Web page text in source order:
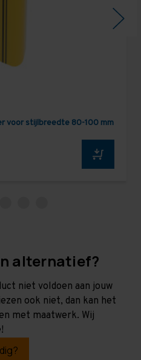
voor stijlbreedte 80-100 mm
alternatief?
niet voldoen aan jouw
ook niet, dan kan het
met maatwerk. Wij